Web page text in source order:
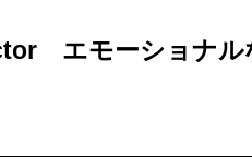
エモーショナル